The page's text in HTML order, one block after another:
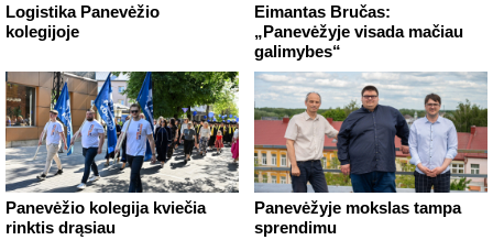
Logistika Panevėžio
kolegijoje
Eimantas Bručas:
„Panevėžyje visada mačiau
galimybes“
Panevėžio kolegija kviečia
rinktis drąsiau
Panevėžyje mokslas tampa
sprendimu